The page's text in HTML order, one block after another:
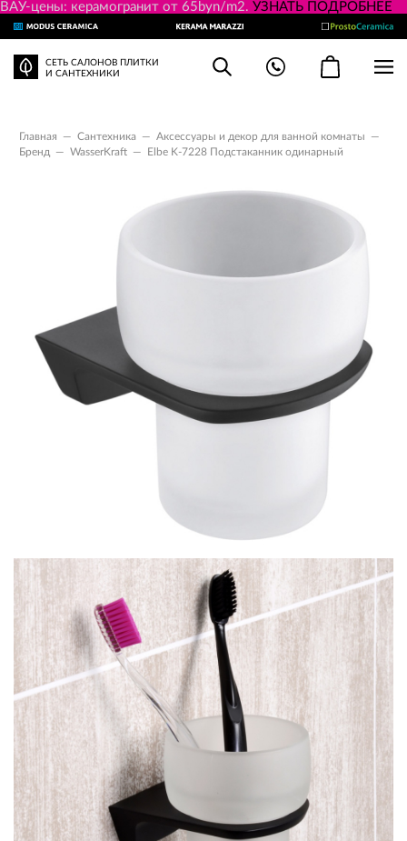
ВАУ-цены: керамогранит от 65byn/m2. УЗНАТЬ ПОДРОБНЕЕ
СЕТЬ САЛОНОВ ПЛИТКИ
И САНТЕХНИКИ
Главная — Сантехника — Аксессуары и декор для ванной комнаты
—
Бренд
— WasserKraft — Elbe K-7228 Подстаканник одинарный